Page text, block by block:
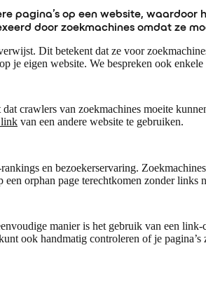
pagina’s op een website,
door zoekmachines omdat ze
Dit betekent dat ze voor
eigen website. We bespreken ook
crawlers van zoekmachines moeite
link van een andere website te gebruiken.
en bezoekerservaring.
orphan page terechtkomen zonder links
manier is het gebruik van een
ook handmatig controleren of je